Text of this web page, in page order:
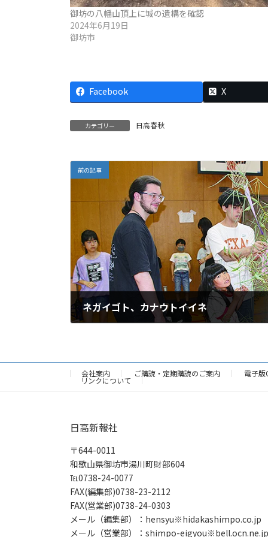
御坊の八幡山頂上に城の遺構を確認
2024年6月19日
御坊市
Facebook X
カテゴリー 日高春秋
前の記事
ネガイゴト、カナウトイイネ
会社案内 ご購読・定期購読のご案内 電子版
リンクについて
日高新報社
〒644-0011
和歌山県御坊市湯川町財部604
℡0738-24-0077
FAX(編集部)0738-23-2112
FAX(営業部)0738-24-0303
メール（編集部）：hensyu※hidakashimpo.co.jp
メール（営業部）：shimpo-eigyou※bell.ocn.ne.jp